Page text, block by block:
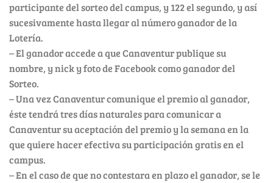
participante del sorteo del campus, y 122 el segundo, y así
sucesivamente hasta llegar al número ganador de la
Lotería.
– El ganador accede a que Canaventur publique su
nombre, y nick y foto de Facebook como ganador del
Sorteo.
– Una vez Canaventur comunique el premio al ganador,
éste tendrá tres días naturales para comunicar a
Canaventur su aceptación del premio y la semana en la
que quiere hacer efectiva su participación gratis en el
campus.
– En el caso de que no contestara en plazo el ganador, se le